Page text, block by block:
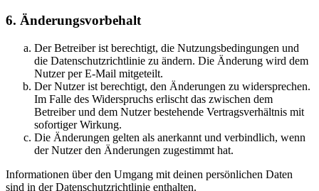
6. Änderungsvorbehalt
Der Betreiber ist berechtigt, die Nutzungsbedingungen und
die Datenschutzrichtlinie zu ändern. Die Änderung wird dem
Nutzer per E-Mail mitgeteilt.
Der Nutzer ist berechtigt, den Änderungen zu widersprechen.
Im Falle des Widerspruchs erlischt das zwischen dem
Betreiber und dem Nutzer bestehende Vertragsverhältnis mit
sofortiger Wirkung.
Die Änderungen gelten als anerkannt und verbindlich, wenn
der Nutzer den Änderungen zugestimmt hat.
Informationen über den Umgang mit deinen persönlichen Daten
sind in der Datenschutzrichtlinie enthalten.